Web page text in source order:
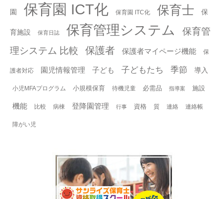
園 保育園 ICT化 保育園 ITC化 保育士 保
育施設 保育日誌 保育管理システム
保育管
理システム 比較
保護者 保護者マイページ機能 保
護者対応 園児情報管理 子ども 子どもたち 季節 導入
小児MFAプログラム 小規模保育 待機児童 必需品 指導案 施設
機能 比較 病棟 登降園管理 行事 資格 質 連絡 連絡帳
障がい児